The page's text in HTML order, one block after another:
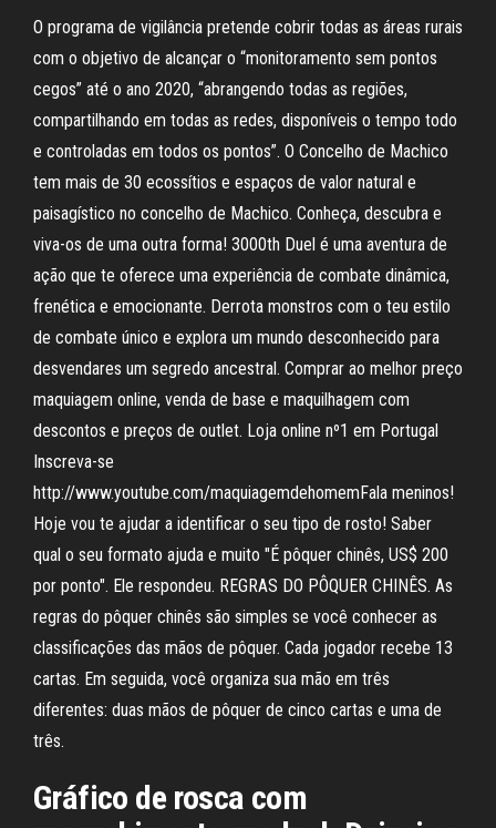
O programa de vigilância pretende cobrir todas as áreas rurais
com o objetivo de alcançar o “monitoramento sem pontos
cegos” até o ano 2020, “abrangendo todas as regiões,
compartilhando em todas as redes, disponíveis o tempo todo
e controladas em todos os pontos”. O Concelho de Machico
tem mais de 30 ecossítios e espaços de valor natural e
paisagístico no concelho de Machico. Conheça, descubra e
viva-os de uma outra forma! 3000th Duel é uma aventura de
ação que te oferece uma experiência de combate dinâmica,
frenética e emocionante. Derrota monstros com o teu estilo
de combate único e explora um mundo desconhecido para
desvendares um segredo ancestral. Comprar ao melhor preço
maquiagem online, venda de base e maquilhagem com
descontos e preços de outlet. Loja online nº1 em Portugal
Inscreva-se
http://www.youtube.com/maquiagemdehomemFala meninos!
Hoje vou te ajudar a identificar o seu tipo de rosto! Saber
qual o seu formato ajuda e muito "É pôquer chinês, US$ 200
por ponto". Ele respondeu. REGRAS DO PÔQUER CHINÊS. As
regras do pôquer chinês são simples se você conhecer as
classificações das mãos de pôquer. Cada jogador recebe 13
cartas. Em seguida, você organiza sua mão em três
diferentes: duas mãos de pôquer de cinco cartas e uma de
três.
Gráfico de rosca com